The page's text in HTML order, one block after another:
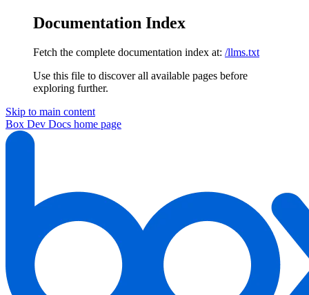
Documentation Index
Fetch the complete documentation index at: /llms.txt
Use this file to discover all available pages before
exploring further.
Skip to main content
Box Dev Docs home page